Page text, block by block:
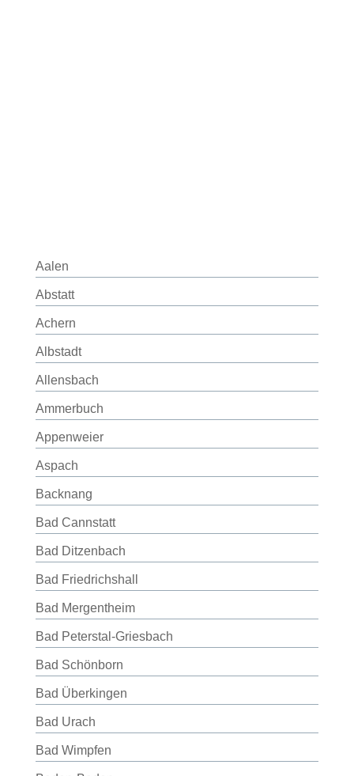
Aalen
Abstatt
Achern
Albstadt
Allensbach
Ammerbuch
Appenweier
Aspach
Backnang
Bad Cannstatt
Bad Ditzenbach
Bad Friedrichshall
Bad Mergentheim
Bad Peterstal-Griesbach
Bad Schönborn
Bad Überkingen
Bad Urach
Bad Wimpfen